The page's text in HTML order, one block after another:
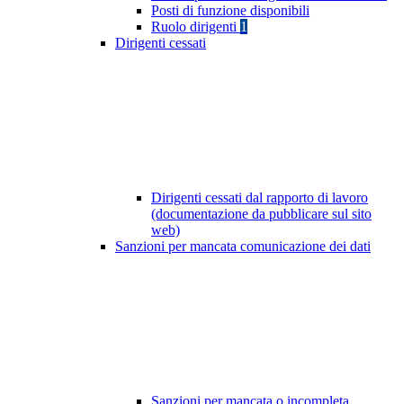
Posti di funzione disponibili
Ruolo dirigenti 1
Dirigenti cessati
Dirigenti cessati dal rapporto di lavoro
(documentazione da pubblicare sul sito
web)
Sanzioni per mancata comunicazione dei dati